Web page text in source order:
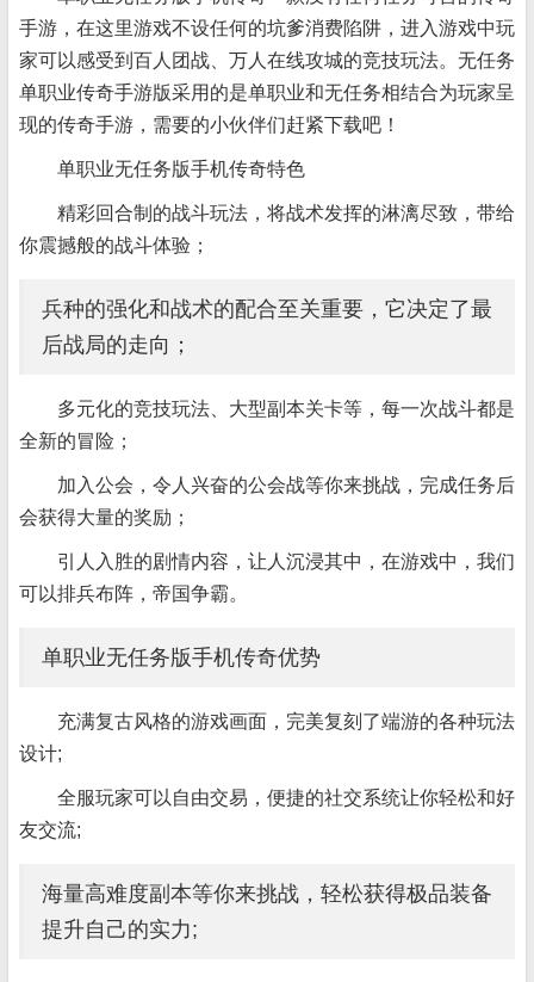
手游，在这里游戏不设任何的坑爹消费陷阱，进入游戏中玩
家可以感受到百人团战、万人在线攻城的竞技玩法。无任务
单职业传奇手游版采用的是单职业和无任务相结合为玩家呈
现的传奇手游，需要的小伙伴们赶紧下载吧！
单职业无任务版手机传奇特色
精彩回合制的战斗玩法，将战术发挥的淋漓尽致，带给
你震撼般的战斗体验；
兵种的强化和战术的配合至关重要，它决定了最
后战局的走向；
多元化的竞技玩法、大型副本关卡等，每一次战斗都是
全新的冒险；
加入公会，令人兴奋的公会战等你来挑战，完成任务后
会获得大量的奖励；
引人入胜的剧情内容，让人沉浸其中，在游戏中，我们
可以排兵布阵，帝国争霸。
单职业无任务版手机传奇优势
充满复古风格的游戏画面，完美复刻了端游的各种玩法
设计;
全服玩家可以自由交易，便捷的社交系统让你轻松和好
友交流;
海量高难度副本等你来挑战，轻松获得极品装备
提升自己的实力;